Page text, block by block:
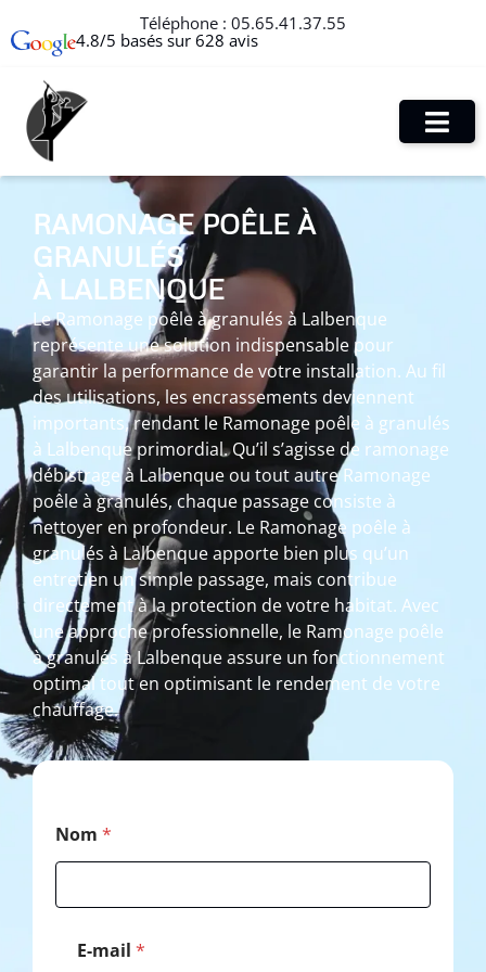
Téléphone : 05.65.41.37.55
4.8/5 basés sur 628 avis
RAMONAGE POÊLE À
GRANULÉS
À LALBENQUE
Le Ramonage poêle à granulés à Lalbenque
représente une solution indispensable pour
garantir la performance de votre installation. Au fil
des utilisations, les encrassements deviennent
importants, rendant le Ramonage poêle à granulés
à Lalbenque primordial. Qu’il s’agisse de ramonage
débistrage à Lalbenque ou tout autre Ramonage
poêle à granulés, chaque passage consiste à
nettoyer en profondeur. Le Ramonage poêle à
granulés à Lalbenque apporte bien plus qu’un
entretien un simple passage, mais contribue
directement à la protection de votre habitat. Avec
une approche professionnelle, le Ramonage poêle
à granulés à Lalbenque assure un fonctionnement
optimal tout en optimisant le rendement de votre
chauffage.
Nom *
E-mail *